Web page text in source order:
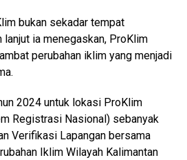
bukan sekadar tempat
ia menegaskan, ProKlim
perubahan iklim yang menjadi
2024 untuk lokasi ProKlim
Registrasi Nasional) sebanyak
Verifikasi Lapangan bersama
Iklim Wilayah Kalimantan